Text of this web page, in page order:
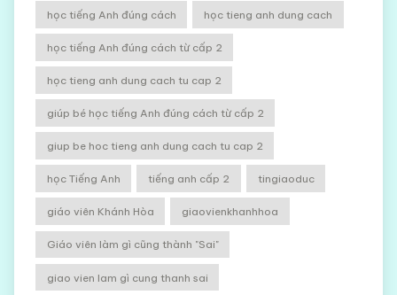
học tiếng Anh đúng cách học tieng anh dung cach
học tiếng Anh đúng cách từ cấp 2
học tieng anh dung cach tu cap 2
giúp bé học tiếng Anh đúng cách từ cấp 2
giup be hoc tieng anh dung cach tu cap 2
học Tiếng Anh tiếng anh cấp 2 tingiaoduc
giáo viên Khánh Hòa giaovienkhanhhoa
Giáo viên làm gì cũng thành "Sai"
giao vien lam gì cung thanh sai